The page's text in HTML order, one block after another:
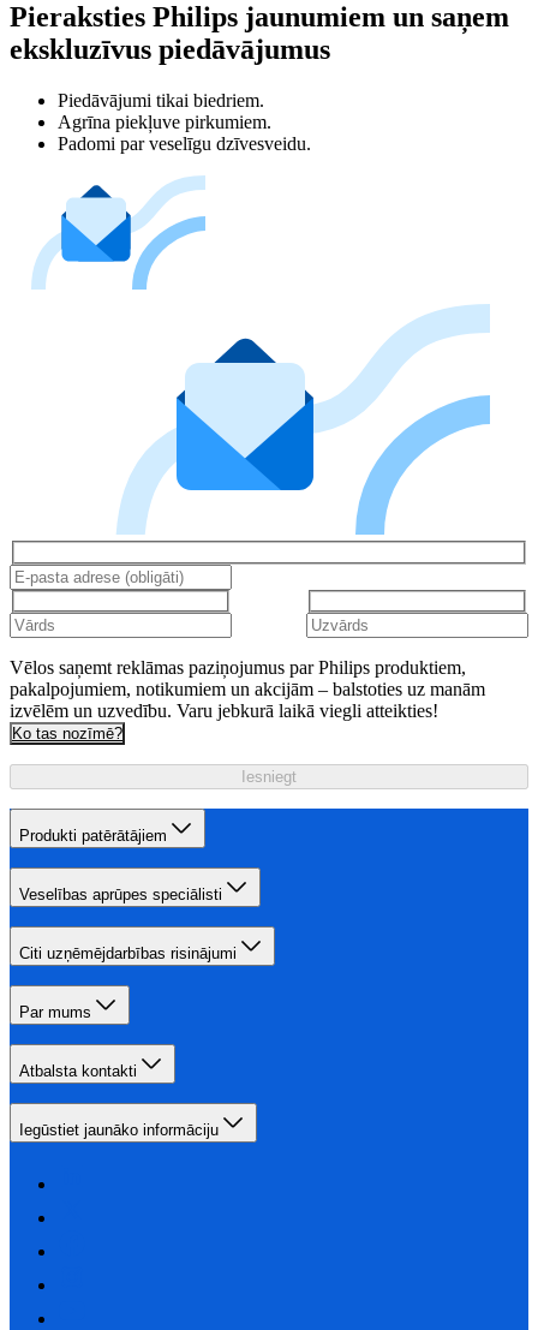
Pieraksties Philips jaunumiem un saņem
ekskluzīvus piedāvājumus
Piedāvājumi tikai biedriem.
Agrīna piekļuve pirkumiem.
Padomi par veselīgu dzīvesveidu.
Vēlos saņemt reklāmas paziņojumus par Philips produktiem,
pakalpojumiem, notikumiem un akcijām – balstoties uz manām
izvēlēm un uzvedību. Varu jebkurā laikā viegli atteikties!
Ko tas nozīmē?
Iesniegt
Produkti patērātājiem
Veselības aprūpes speciālisti
Citi uzņēmējdarbības risinājumi
Par mums
Atbalsta kontakti
Iegūstiet jaunāko informāciju